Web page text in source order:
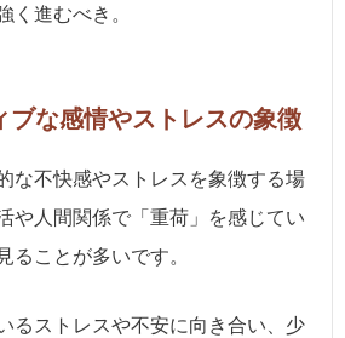
く進むべき。
ブな感情やストレスの象徴
な不快感やストレスを象徴する場
や人間関係で「重荷」を感じてい
ることが多いです。
るストレスや不安に向き合い、少